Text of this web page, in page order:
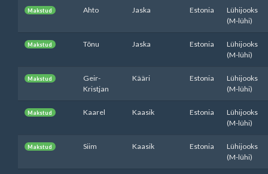
Makstud Ahto Jaska Estonia
Lühijooks
(M-lühi)
Makstud Tõnu Jaska Estonia
Lühijooks
(M-lühi)
Makstud
Geir-
Kristjan
Kääri Estonia
Lühijooks
(M-lühi)
Makstud Kaarel Kaasik Estonia
Lühijooks
(M-lühi)
Makstud Siim Kaasik Estonia
Lühijooks
(M-lühi)